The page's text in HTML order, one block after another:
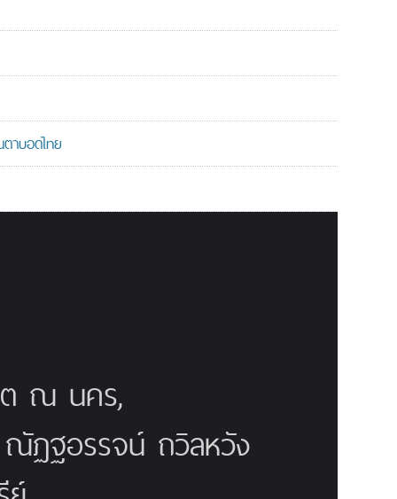
าบอดไทย
ต ณ นคร,
ฏฐอรรจน์ ถวิลหวัง